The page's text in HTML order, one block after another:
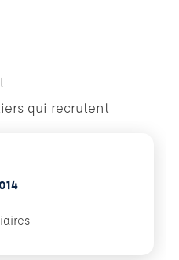
qui recrutent